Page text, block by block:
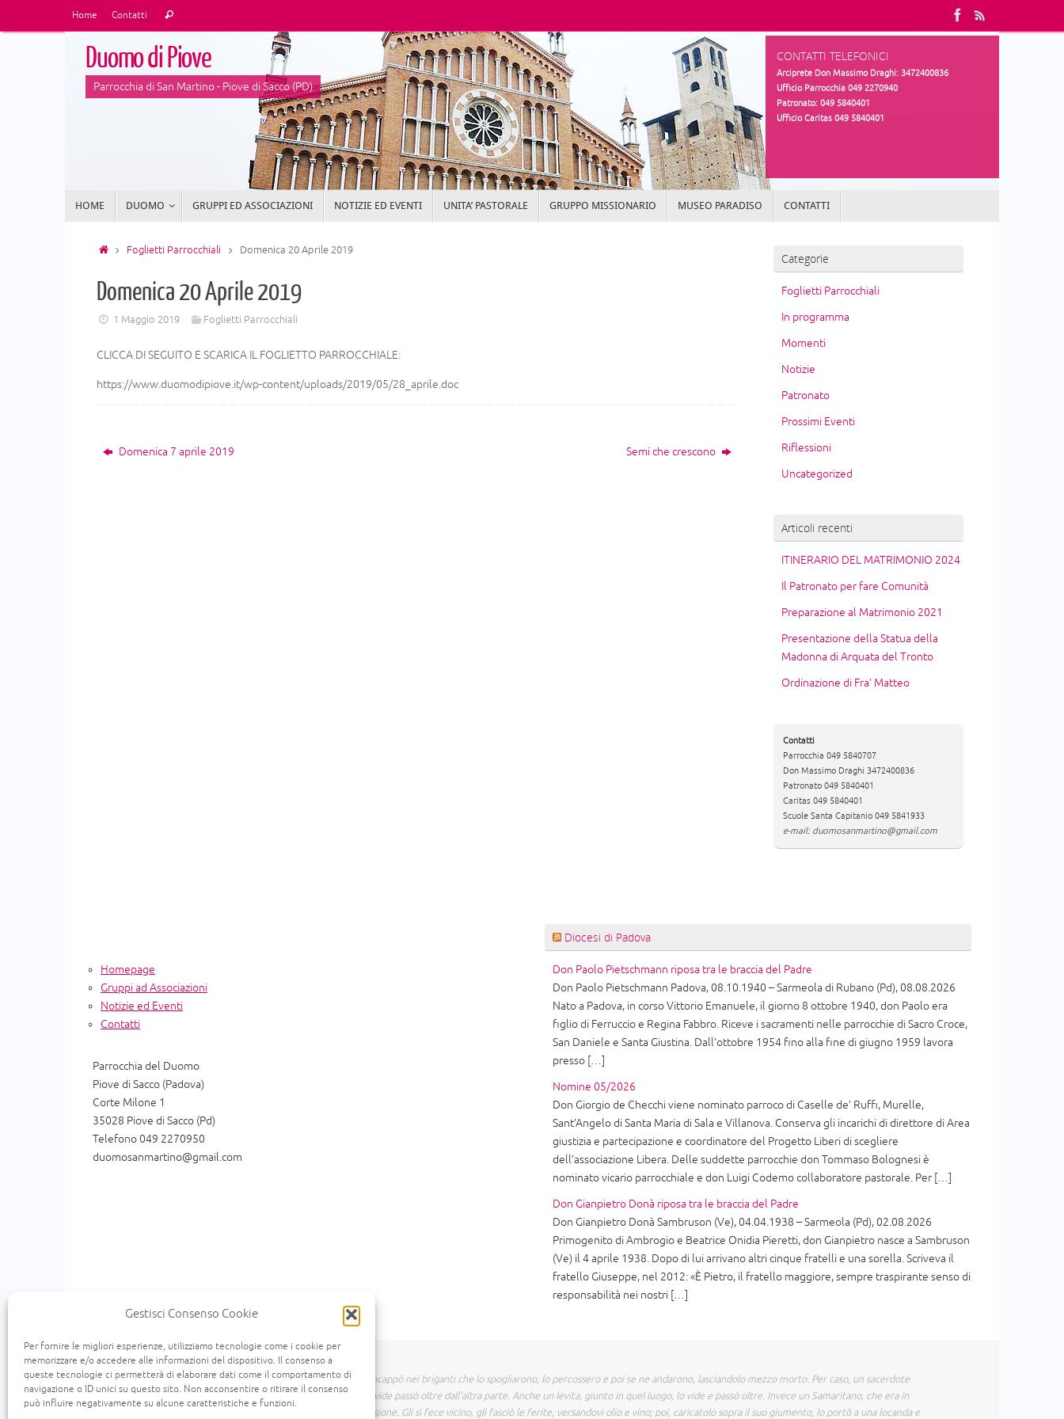
Gestisci Consenso Cookie
Per fornire le migliori esperienze, utilizziamo tecnologie come i cookie per
memorizzare e/o accedere alle informazioni del dispositivo. Il consenso a
queste tecnologie ci permetterà di elaborare dati come il comportamento di
navigazione o ID unici su questo sito. Non acconsentire o ritirare il consenso
può influire negativamente su alcune caratteristiche e funzioni.
Home Contatti Cerca
Duomo di Piove
Parrocchia di San Martino - Piove di Sacco (PD)
CONTATTI TELEFONICI
Arciprete Don Massimo Draghi: 3472400836
Ufficio Parrocchia 049 2270940
Patronato: 049 5840401
Ufficio Caritas 049 5840401
HOME DUOMO GRUPPI ED ASSOCIAZIONI NOTIZIE ED EVENTI UNITA’ PASTORALE GRUPPO MISSIONARIO MUSEO PARADISO CONTATTI
HomeFoglietti Parrocchiali Domenica 20 Aprile 2019
Domenica 20 Aprile 2019
1 Maggio 2019 Foglietti Parrocchiali
CLICCA DI SEGUITO E SCARICA IL FOGLIETTO PARROCCHIALE:
https://www.duomodipiove.it/wp-content/uploads/2019/05/28_aprile.doc
Domenica 7 aprile 2019 Semi che crescono
Categorie
Foglietti Parrocchiali
In programma
Momenti
Notizie
Patronato
Prossimi Eventi
Riflessioni
Uncategorized
Articoli recenti
ITINERARIO DEL MATRIMONIO 2024
Il Patronato per fare Comunità
Preparazione al Matrimonio 2021
Presentazione della Statua della
Madonna di Arquata del Tronto
Ordinazione di Fra’ Matteo
Contatti
Parrocchia 049 5840707
Don Massimo Draghi 3472400836
Patronato 049 5840401
Caritas 049 5840401
Scuole Santa Capitanio 049 5841933
e-mail: duomosanmartino@gmail.com
Homepage
Gruppi ad Associazioni
Notizie ed Eventi
Contatti
Parrocchia del Duomo
Piove di Sacco (Padova)
Corte Milone 1
35028 Piove di Sacco (Pd)
Telefono 049 2270950
duomosanmartino@gmail.com
Diocesi di Padova
Don Paolo Pietschmann riposa tra le braccia del Padre
Don Paolo Pietschmann Padova, 08.10.1940 – Sarmeola di Rubano (Pd), 08.08.2026
Nato a Padova, in corso Vittorio Emanuele, il giorno 8 ottobre 1940, don Paolo era
figlio di Ferruccio e Regina Fabbro. Riceve i sacramenti nelle parrocchie di Sacro Croce,
San Daniele e Santa Giustina. Dall’ottobre 1954 fino alla fine di giugno 1959 lavora
presso […]
Nomine 05/2026
Don Giorgio de Checchi viene nominato parroco di Caselle de’ Ruffi, Murelle,
Sant’Angelo di Santa Maria di Sala e Villanova. Conserva gli incarichi di direttore di Area
giustizia e partecipazione e coordinatore del Progetto Liberi di scegliere
dell’associazione Libera. Delle suddette parrocchie don Tommaso Bolognesi è
nominato vicario parrocchiale e don Luigi Codemo collaboratore pastorale. Per […]
Don Gianpietro Donà riposa tra le braccia del Padre
Don Gianpietro Donà Sambruson (Ve), 04.04.1938 – Sarmeola (Pd), 02.08.2026
Primogenito di Ambrogio e Beatrice Onidia Pieretti, don Gianpietro nasce a Sambruson
(Ve) il 4 aprile 1938. Dopo di lui arrivano altri cinque fratelli e una sorella. Scriveva il
fratello Giuseppe, nel 2012: «È Pietro, il fratello maggiore, sempre traspirante senso di
responsabilità nei nostri […]
« Un uomo scendeva da Gerusalemme a Gerico e incappò nei briganti che lo spogliarono, lo percossero e poi se ne andarono, lasciandolo mezzo morto. Per caso, un sacerdote
scendeva per quella medesima strada e quando lo vide passò oltre dall'altra parte. Anche un levita, giunto in quel luogo, lo vide e passò oltre. Invece un Samaritano, che era in
viaggio, passandogli accanto lo vide e n'ebbe compassione. Gli si fece vicino, gli fasciò le ferite, versandovi olio e vino; poi, caricatolo sopra il suo giumento, lo portò a una locanda e